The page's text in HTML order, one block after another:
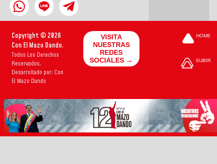
Copyright © 2026
Con El Mazo Dando.
Todos Los Derechos
Reservados.
Desarrollado por: Con
El Mazo Dando
VISITA
NUESTRAS
REDES
SOCIALES →
HOME
SUBIR